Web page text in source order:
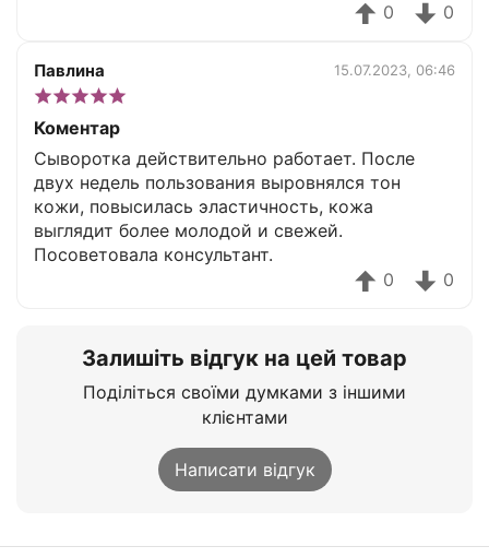
0
0
Павлина 15.07.2023, 06:46
Коментар
Сыворотка действительно работает. После
двух недель пользования выровнялся тон
кожи, повысилась эластичность, кожа
выглядит более молодой и свежей.
Посоветовала консультант.
0
0
Залишіть відгук на цей товар
Поділіться своїми думками з іншими
клієнтами
Написати відгук